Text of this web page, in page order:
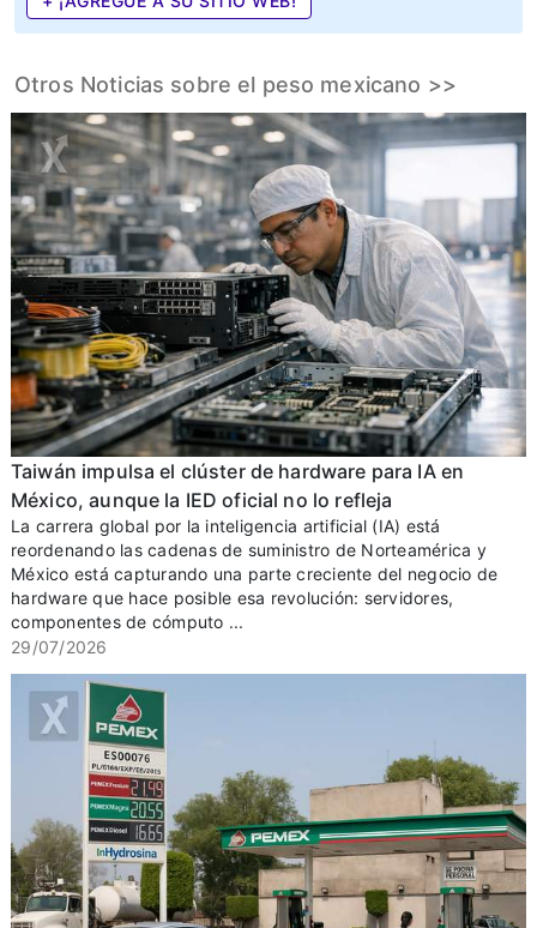
Otros Noticias sobre el peso mexicano >>
Taiwán impulsa el clúster de hardware para IA en
México, aunque la IED oficial no lo refleja
La carrera global por la inteligencia artificial (IA) está
reordenando las cadenas de suministro de Norteamérica y
México está capturando una parte creciente del negocio de
hardware que hace posible esa revolución: servidores,
componentes de cómputo ...
29/07/2026